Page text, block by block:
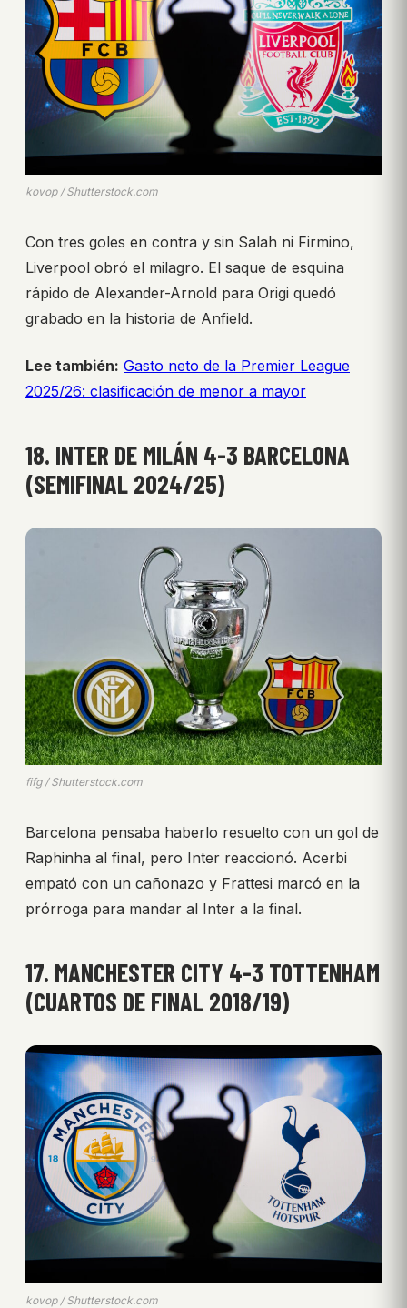
kovop / Shutterstock.com
Con tres goles en contra y sin Salah ni Firmino,
Liverpool obró el milagro. El saque de esquina
rápido de Alexander-Arnold para Origi quedó
grabado en la historia de Anfield.
Lee también: Gasto neto de la Premier League
2025/26: clasificación de menor a mayor
18. INTER DE MILÁN 4-3 BARCELONA
(SEMIFINAL 2024/25)
fifg / Shutterstock.com
Barcelona pensaba haberlo resuelto con un gol de
Raphinha al final, pero Inter reaccionó. Acerbi
empató con un cañonazo y Frattesi marcó en la
prórroga para mandar al Inter a la final.
17. MANCHESTER CITY 4-3 TOTTENHAM
(CUARTOS DE FINAL 2018/19)
kovop / Shutterstock.com